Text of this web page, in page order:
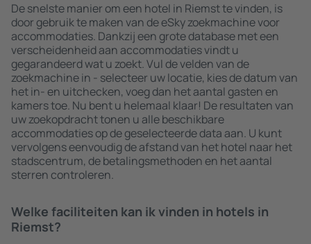
De snelste manier om een hotel in Riemst te vinden, is
door gebruik te maken van de eSky zoekmachine voor
accommodaties. Dankzij een grote database met een
verscheidenheid aan accommodaties vindt u
gegarandeerd wat u zoekt. Vul de velden van de
zoekmachine in - selecteer uw locatie, kies de datum van
het in- en uitchecken, voeg dan het aantal gasten en
kamers toe. Nu bent u helemaal klaar! De resultaten van
uw zoekopdracht tonen u alle beschikbare
accommodaties op de geselecteerde data aan. U kunt
vervolgens eenvoudig de afstand van het hotel naar het
stadscentrum, de betalingsmethoden en het aantal
sterren controleren.
Welke faciliteiten kan ik vinden in hotels in
Riemst?